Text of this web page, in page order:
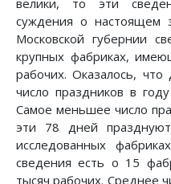
велики, то эти
суждения о настоящем
Московской губернии
крупных фабриках,
рабочих. Оказалось,
число праздников в
Самое меньшее число
эти 78 дней
исследованных
сведения есть о 15
тысяч рабочих. Среднее